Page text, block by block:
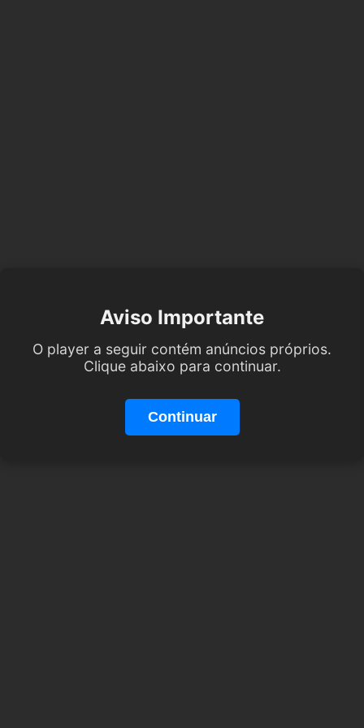
Aviso Importante
O player a seguir contém anúncios próprios.
Clique abaixo para continuar.
Continuar